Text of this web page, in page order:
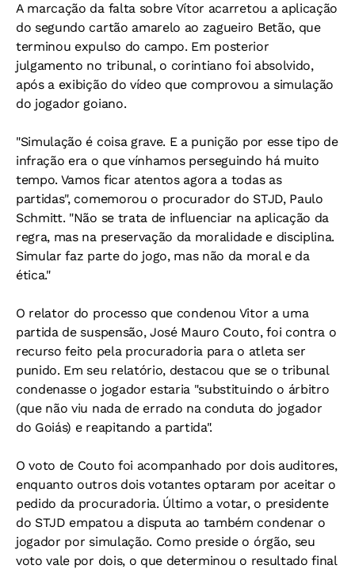
A marcação da falta sobre Vítor acarretou a aplicação
do segundo cartão amarelo ao zagueiro Betão, que
terminou expulso do campo. Em posterior
julgamento no tribunal, o corintiano foi absolvido,
após a exibição do vídeo que comprovou a simulação
do jogador goiano.
"Simulação é coisa grave. E a punição por esse tipo de
infração era o que vínhamos perseguindo há muito
tempo. Vamos ficar atentos agora a todas as
partidas", comemorou o procurador do STJD, Paulo
Schmitt. "Não se trata de influenciar na aplicação da
regra, mas na preservação da moralidade e disciplina.
Simular faz parte do jogo, mas não da moral e da
ética."
O relator do processo que condenou Vitor a uma
partida de suspensão, José Mauro Couto, foi contra o
recurso feito pela procuradoria para o atleta ser
punido. Em seu relatório, destacou que se o tribunal
condenasse o jogador estaria "substituindo o árbitro
(que não viu nada de errado na conduta do jogador
do Goiás) e reapitando a partida".
O voto de Couto foi acompanhado por dois auditores,
enquanto outros dois votantes optaram por aceitar o
pedido da procuradoria. Último a votar, o presidente
do STJD empatou a disputa ao também condenar o
jogador por simulação. Como preside o órgão, seu
voto vale por dois, o que determinou o resultado final